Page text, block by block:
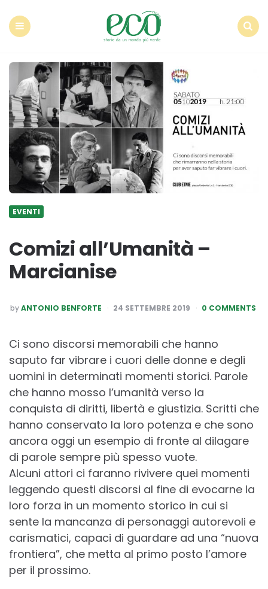
EVENTI
Comizi all’Umanità –
Marcianise
POSTED
BY
byANTONIO BENFORTE 24 SETTEMBRE 2019 0 COMMENTS
Ci sono discorsi memorabili che hanno
saputo far vibrare i cuori delle donne e degli
uomini in determinati momenti storici. Parole
che hanno mosso l’umanità verso la
conquista di diritti, libertà e giustizia. Scritti che
hanno conservato la loro potenza e che sono
ancora oggi un esempio di fronte al dilagare
di parole sempre più spesso vuote.
Alcuni attori ci faranno rivivere quei momenti
leggendo questi discorsi al fine di evocarne la
loro forza in un momento storico in cui si
sente la mancanza di personaggi autorevoli e
carismatici, capaci di guardare ad una “nuova
frontiera”, che metta al primo posto l’amore
per il prossimo.